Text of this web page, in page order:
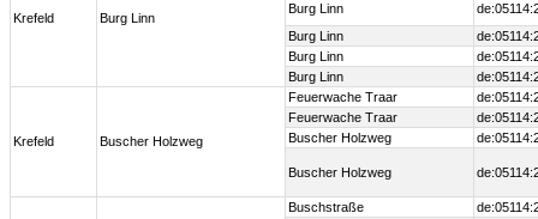
Krefeld Burg Linn
Burg Linn
Burg Linn
Burg Linn
Burg Linn
Krefeld Buscher Holzweg
Feuerwache Traar
Feuerwache Traar
Buscher Holzweg
Buscher Holzweg
Buschstraße